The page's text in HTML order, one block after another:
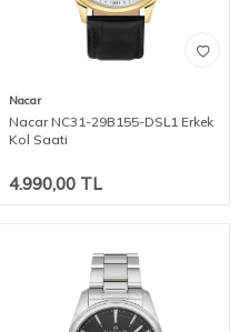
Nacar
Nacar NC31-29B155-DSL1 Erkek
Kol Saati
4.990,00 TL